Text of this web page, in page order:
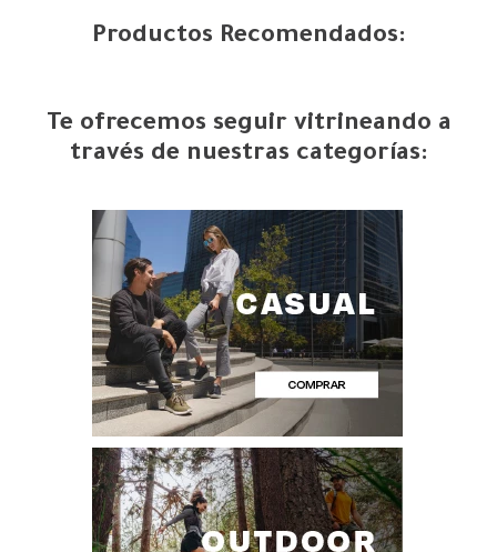
Productos Recomendados:
Te ofrecemos seguir vitrineando a
través de nuestras categorías: